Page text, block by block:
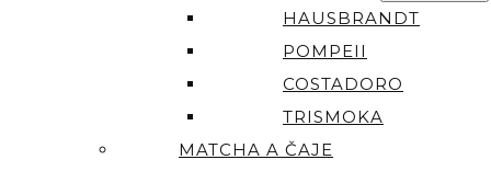
HAUSBRANDT
POMPEII
COSTADORO
TRISMOKA
MATCHA A ČAJE